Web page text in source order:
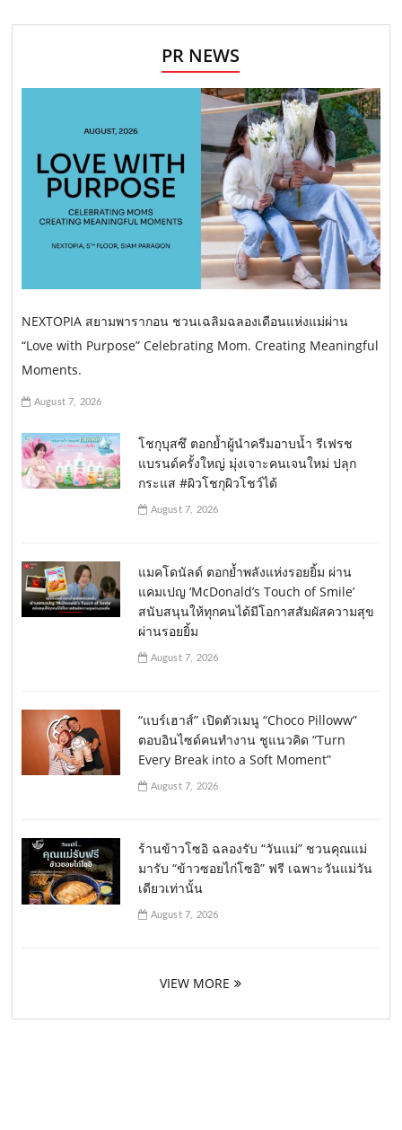
PR NEWS
NEXTOPIA สยามพารากอน ชวนเฉลิมฉลองเดือนแห่งแม่ผ่าน
“Love with Purpose” Celebrating Mom. Creating Meaningful
Moments.
August 7, 2026
โชกุบุสซึ ตอกย้ำผู้นำครีมอาบน้ำ รีเฟรช
แบรนด์ครั้งใหญ่ มุ่งเจาะคนเจนใหม่ ปลุก
กระแส #ผิวโชกุผิวโชว์ได้
August 7, 2026
แมคโดนัลด์ ตอกย้ำพลังแห่งรอยยิ้ม ผ่าน
แคมเปญ ‘McDonald’s Touch of Smile’
สนับสนุนให้ทุกคนได้มีโอกาสสัมผัสความสุข
ผ่านรอยยิ้ม
August 7, 2026
“แบร์เฮาส์” เปิดตัวเมนู “Choco Pilloww”
ตอบอินไซด์คนทำงาน ชูแนวคิด “Turn
Every Break into a Soft Moment”
August 7, 2026
ร้านข้าวโซอิ ฉลองรับ “วันแม่” ชวนคุณแม่
มารับ “ข้าวซอยไก่โซอิ” ฟรี เฉพาะวันแม่วัน
เดียวเท่านั้น
August 7, 2026
VIEW MORE